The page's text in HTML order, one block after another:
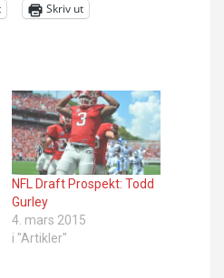
Skriv ut
NFL Draft Prospekt: Todd
Gurley
4. mars 2015
i "Artikler"